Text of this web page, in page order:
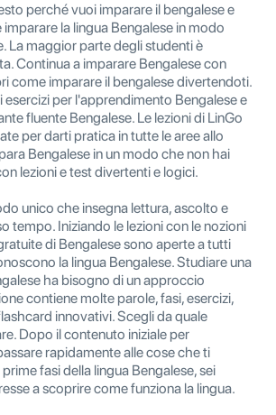
perché vuoi imparare il bengalese e
la lingua Bengalese in modo
La maggior parte degli studenti è
Continua a imparare Bengalese con
come imparare il bengalese divertendoti.
esercizi per l'apprendimento Bengalese e
fluente Bengalese. Le lezioni di LinGo
per darti pratica in tutte le aree allo
Bengalese in un modo che non hai
lezioni e test divertenti e logici.
unico che insegna lettura, ascolto e
tempo. Iniziando le lezioni con le nozioni
di Bengalese sono aperte a tutti
la lingua Bengalese. Studiare una
ha bisogno di un approccio
contiene molte parole, fasi, esercizi,
innovativi. Scegli da quale
Dopo il contenuto iniziale per
rapidamente alle cose che ti
fasi della lingua Bengalese, sei
a scoprire come funziona la lingua.